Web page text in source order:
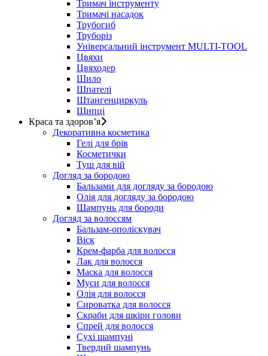
Тримач інструменту
Тримачі насадок
Трубогиб
Труборіз
Універсальний інструмент MULTI-TOOL
Цвяхи
Цвяходер
Шило
Шпателі
Штангенциркуль
Щипці
Краса та здоров’я
Декоративна косметика
Гелі для брів
Косметички
Туш для вій
Догляд за бородою
Бальзами для догляду за бородою
Олія для догляду за бородою
Шампунь для бороди
Догляд за волоссям
Бальзам-ополіскувач
Віск
Крем-фарба для волосся
Лак для волосся
Маска для волосся
Муси для волосся
Олія для волосся
Сироватка для волосся
Скраби для шкіри голови
Спрей для волосся
Сухі шампуні
Твердий шампунь